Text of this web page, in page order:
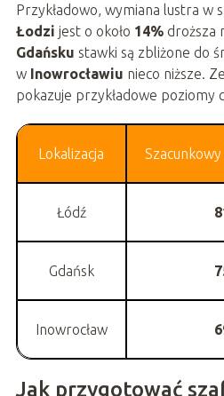
Przykładowo, wymiana lustra w
Łodzi jest o około 14%droższa
Gdańsku stawki są zbliżone do
w Inowrocławiu nieco niższe.
pokazuje przykładowe poziomy
Lokalizacja
Łódź
Gdańsk
Inowrocław
Jak przygotować